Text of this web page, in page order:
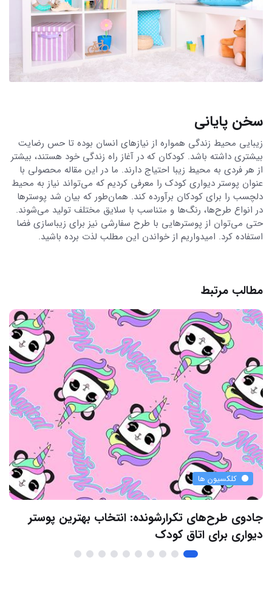
سخن پایانی
زیبایی محیط زندگی همواره از نیازهای انسان بوده تا حس رضایت
بیشتری داشته باشد. کودکان که در آغاز راه زندگی خود هستند، بیشتر
از هر فردی به محیط زیبا احتیاج دارند. ما در این مقاله محصولی با
عنوان پوستر دیواری کودک را معرفی کردیم که می‌تواند نیاز به محیط
دلچسب را برای کودکان برآورده کند. همان‌طور که بیان شد پوسترها
در انواع طرح‌ها، رنگ‌ها و متناسب با سلایق مختلف تولید می‌شوند.
حتی می‌توان از پوسترهایی با طرح سفارشی نیز برای زیباسازی فضا
استفاده کرد. امیدواریم از خواندن این مطلب لذت برده باشید.
مطالب مرتبط
کلکسیون ها
جادوی طرح‌های تکرارشونده: انتخاب بهترین پوستر
دیواری برای اتاق کودک